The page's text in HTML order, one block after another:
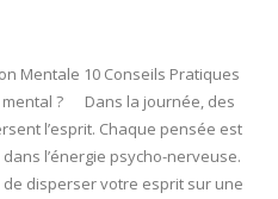
Mentale 10 Conseils Pratiques
mental ? Dans la journée, des
l’esprit. Chaque pensée est
l’énergie psycho-nerveuse.
disperser votre esprit sur une